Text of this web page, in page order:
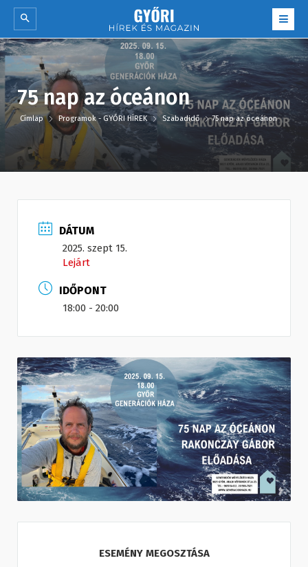
75 nap az óceánon
Címlap Programok - GYŐRI HÍREK Szabadidő 75 nap az óceánon
DÁTUM
2025. szept 15.
Lejárt
IDŐPONT
18:00 - 20:00
ESEMÉNY MEGOSZTÁSA